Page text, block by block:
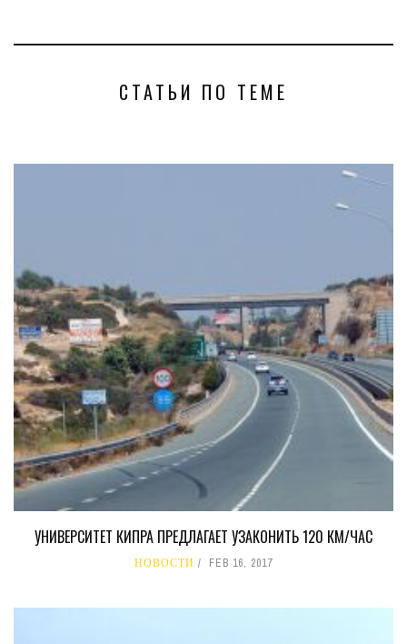
СТАТЬИ ПО ТЕМЕ
УНИВЕРСИТЕТ КИПРА ПРЕДЛАГАЕТ УЗАКОНИТЬ 120 КМ/ЧАС
НОВОСТИ FEB 16, 2017